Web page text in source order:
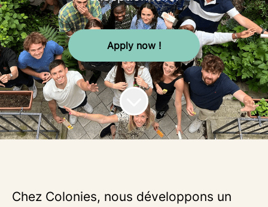
Apply now !
Chez Colonies, nous développons un